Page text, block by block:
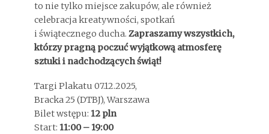
to nie tylko miejsce zakupów, ale również
celebracja kreatywności, spotkań
i świątecznego ducha. Zapraszamy wszystkich,
którzy pragną poczuć wyjątkową atmosferę
sztuki i nadchodzących świąt!
Targi Plakatu 07.12.2025,
Bracka 25 (DTBJ), Warszawa
Bilet wstępu: 12 pln
Start: 11:00 – 19:00